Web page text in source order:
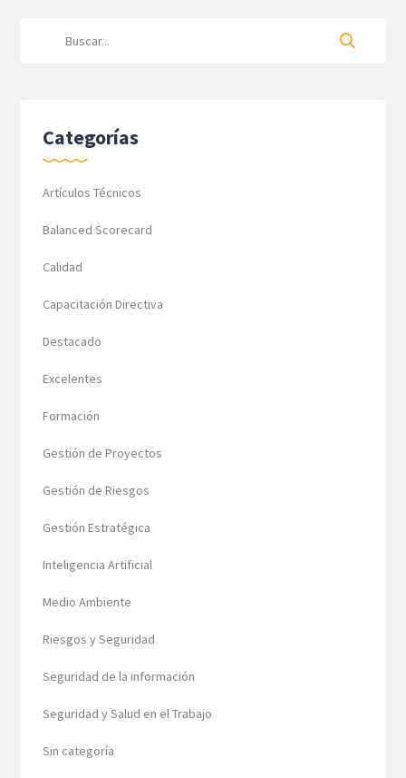
Categorías
Artículos Técnicos
Balanced Scorecard
Calidad
Capacitación Directiva
Destacado
Excelentes
Formación
Gestión de Proyectos
Gestión de Riesgos
Gestión Estratégica
Inteligencia Artificial
Medio Ambiente
Riesgos y Seguridad
Seguridad de la información
Seguridad y Salud en el Trabajo
Sin categoría